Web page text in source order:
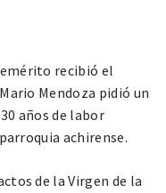
recibió el
Mendoza pidió un
años de labor
achirense.
de la Virgen de la